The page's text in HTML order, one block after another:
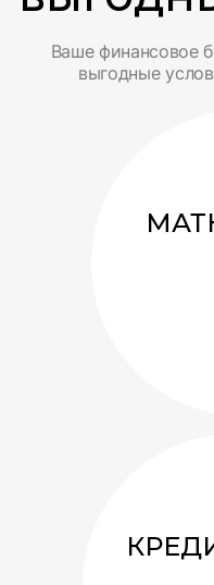
Ваше финансовое
выгодные